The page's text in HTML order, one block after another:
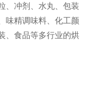
、冲剂、水丸、包装
味精调味料、化工颜
、食品等多行业的烘